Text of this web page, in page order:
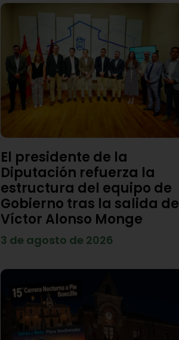
El presidente de la
Diputación refuerza la
estructura del equipo de
Gobierno tras la salida de
Víctor Alonso Monge
3 de agosto de 2026